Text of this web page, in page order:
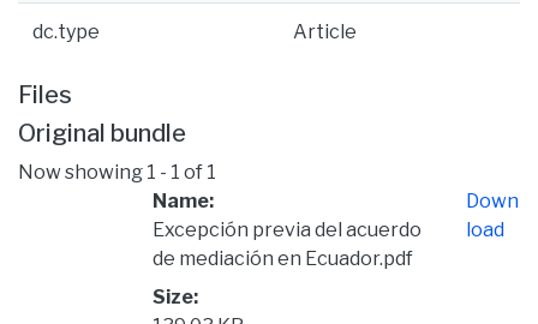
dc.type Article
Files
Original bundle
Now showing 1 - 1 of 1
Name:
Excepción previa del acuerdo
de mediación en Ecuador.pdf
Size:
Down
load